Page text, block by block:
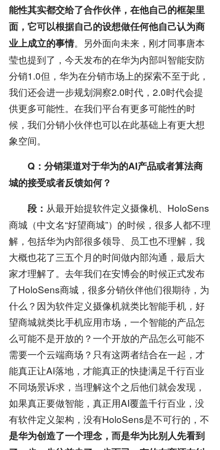
能性其实都交给了合作伙伴，在他自己的框架里
面，它可以根据自己的设想做任何他自己认为商
业上成立的事情。另外面向未来，刚才同事唐本
莹也提到了，今天发布的在华为内部叫智能安防
分销1.0但，华为在分销市场上的探索不至于此，
我们还会进一步规划洞察2.0时代，2.0时代会提
供更多可能性。在我们平台有更多可能性的时
候，我们分销小伙伴也可以在此基础上有更大想
象空间。
Q：分销渠道对于华为的AI产品或者算法商
城的接受或者反馈如何？
段： 从最开始提软件定义摄像机、HoloSens
商城（中文名“好望商城”）的时候，很多人都不理
解，包括华为内部很多领导、员工也不理解，我
大概也花了三五个月的时间做内部沟通，最后大
家才理解了。去年我们在安博会的时候正式发布
了HoloSens商城，很多分销伙伴他们很期待，为
什么？因为软件定义摄像机就类比智能手机，好
望商城就类比手机应用市场，一个智能的产品怎
么可能不是开放的？一个开放的产品怎么可能不
需要一个云端商场？只有这两者结合在一起，才
能真正让AI落地，才能真正的快捷满足千行百业
不同场景诉求，当理解这个之后他们就会发现，
如果真正要做智能，真正用AI覆盖千行百业，没
有软件定义架构，没有HoloSens是不可行的，不
是华为创造了一个理念，而是华为比别人先看到